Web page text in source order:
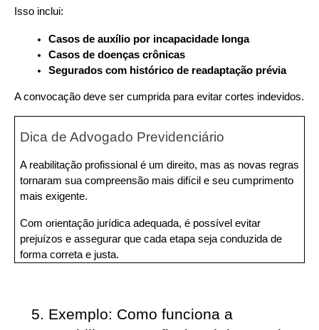
Isso inclui:
Casos de auxílio por incapacidade longa
Casos de doenças crônicas
Segurados com histórico de readaptação prévia
A convocação deve ser cumprida para evitar cortes indevidos.
Dica de Advogado Previdenciário
A reabilitação profissional é um direito, mas as novas regras
tornaram sua compreensão mais difícil e seu cumprimento
mais exigente.
Com orientação jurídica adequada, é possível evitar
prejuízos e assegurar que cada etapa seja conduzida de
forma correta e justa.
Exemplo: Como funciona a